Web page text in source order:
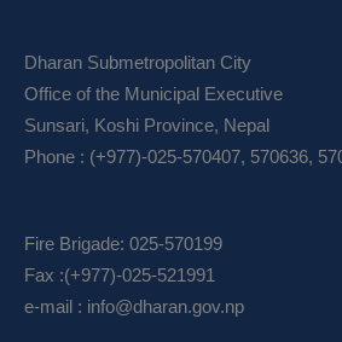
Dharan Submetropolitan City
Office of the Municipal Executive
Sunsari, Koshi Province, Nepal
Phone : (+977)-025-570407, 570636,
Fire Brigade: 025-570199
Fax :(+977)-025-521991
e-mail : info@dharan.gov.np